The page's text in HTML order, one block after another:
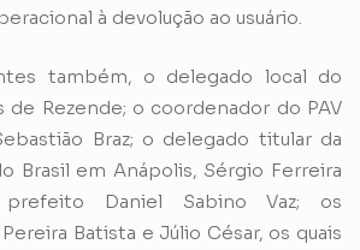
à devolução ao usuário.
também, o delegado local do
de Rezende; o coordenador do PAV
Braz; o delegado titular da
Brasil em Anápolis, Sérgio Ferreira
Daniel Sabino Vaz; os
Batista e Júlio César, os quais